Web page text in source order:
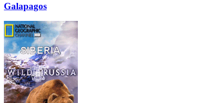
Galapagos